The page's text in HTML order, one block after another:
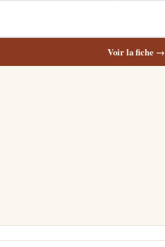
Voir la fiche →